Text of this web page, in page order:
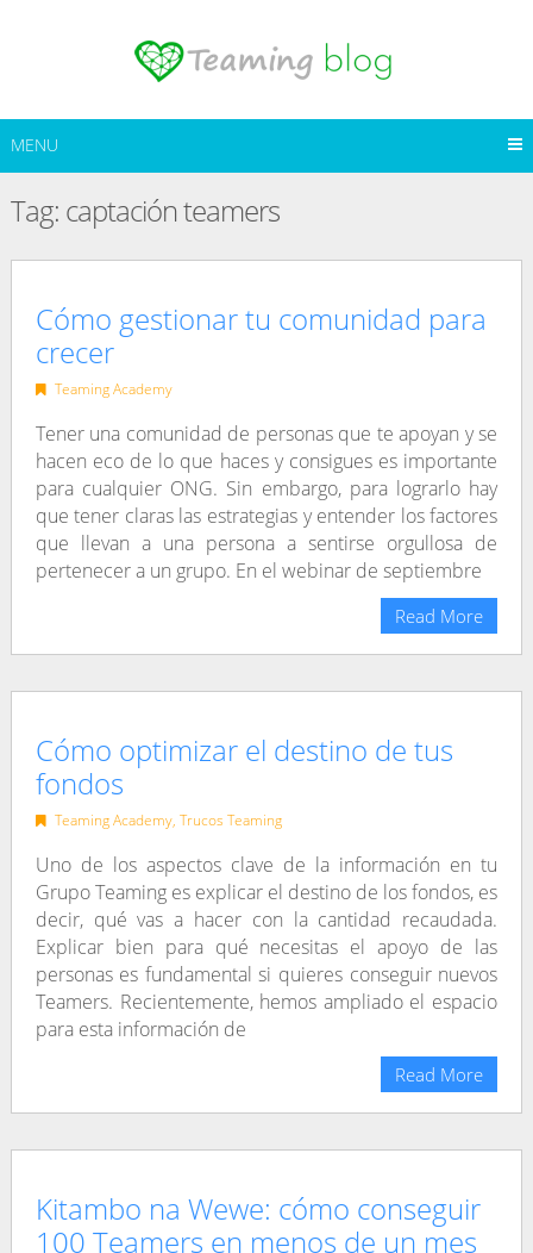
MENU
Tag: captación teamers
Cómo gestionar tu comunidad para
crecer
Teaming Academy
Tener una comunidad de personas que te apoyan y se
hacen eco de lo que haces y consigues es importante
para cualquier ONG. Sin embargo, para lograrlo hay
que tener claras las estrategias y entender los factores
que llevan a una persona a sentirse orgullosa de
pertenecer a un grupo. En el webinar de septiembre
Read More
Cómo optimizar el destino de tus
fondos
Teaming Academy, Trucos Teaming
Uno de los aspectos clave de la información en tu
Grupo Teaming es explicar el destino de los fondos, es
decir, qué vas a hacer con la cantidad recaudada.
Explicar bien para qué necesitas el apoyo de las
personas es fundamental si quieres conseguir nuevos
Teamers. Recientemente, hemos ampliado el espacio
para esta información de
Read More
Kitambo na Wewe: cómo conseguir
100 Teamers en menos de un mes